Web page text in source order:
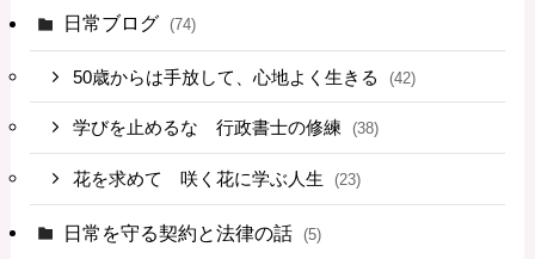
日常ブログ (74)
50歳からは手放して、心地よく生きる (42)
学びを止めるな 行政書士の修練 (38)
花を求めて 咲く花に学ぶ人生 (23)
日常を守る契約と法律の話 (5)